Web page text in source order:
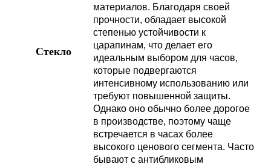
Стекло
материалов. Благодаря своей
прочности, обладает высокой
степенью устойчивости к
царапинам, что делает его
идеальным выбором для часов,
которые подвергаются
интенсивному использованию или
требуют повышенной защиты.
Однако оно обычно более дорогое
в производстве, поэтому чаще
встречается в часах более
высокого ценового сегмента. Часто
бывают с антибликовым